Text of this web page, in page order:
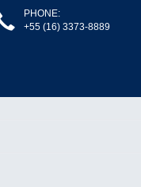
PHONE:
+55 (16) 3373-8889